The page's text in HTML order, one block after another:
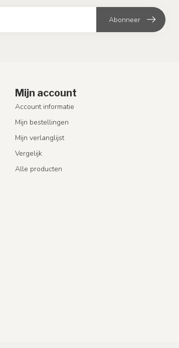
Abonneer
Mijn account
Account informatie
Mijn bestellingen
Mijn verlanglijst
Vergelijk
Alle producten